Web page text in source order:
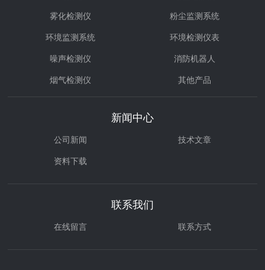
雾化检测仪 粉尘监测系统
环境监测系统 环境检测仪表
噪声检测仪 消防机器人
烟气检测仪 其他产品
新闻中心
公司新闻 技术文章
资料下载
联系我们
在线留言 联系方式